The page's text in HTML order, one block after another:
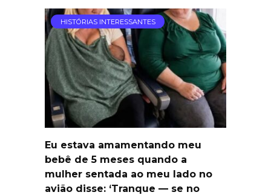
HISTÓRIAS INTERESSANTES
Eu estava amamentando meu
bebê de 5 meses quando a
mulher sentada ao meu lado no
avião disse: ‘Tranque — se no